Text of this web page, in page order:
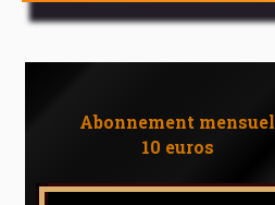
Abonnement mensuel
10 euros